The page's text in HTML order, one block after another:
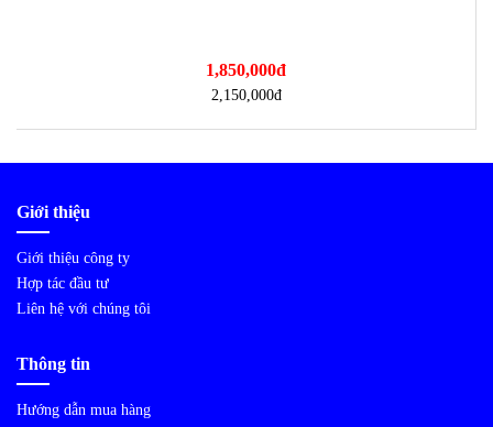
1,850,000đ
2,150,000đ
Giới thiệu
Giới thiệu công ty
Hợp tác đầu tư
Liên hệ với chúng tôi
Thông tin
Hướng dẫn mua hàng